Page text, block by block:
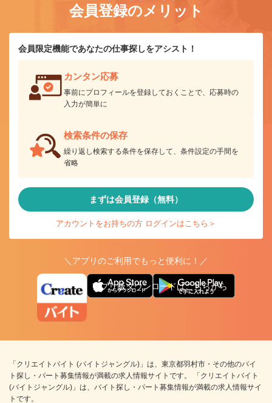
会員登録のメリット
会員限定機能であなたの仕事探しをアシスト！
カンタン応募
事前にプロフィールを登録しておくことで、応募時の
入力が簡単に
検索条件の保存
繰り返し検索する条件を保存して、条件設定の手間を
省略
まずは会員登録（無料）
アカウントをお持ちの方 ログインはこちら＞
＼アプリのご利用でもっと便利に！／
アプリ版ダウンロードはこちらから
「クリエイトバイト (バイトジャングル)」は、東京都羽村市・その他のバイ
ト探し・パート募集情報が満載の求人情報サイトです。 「クリエイトバイト
(バイトジャングル)」は、バイト探し・パート募集情報が満載の求人情報サイ
トです。